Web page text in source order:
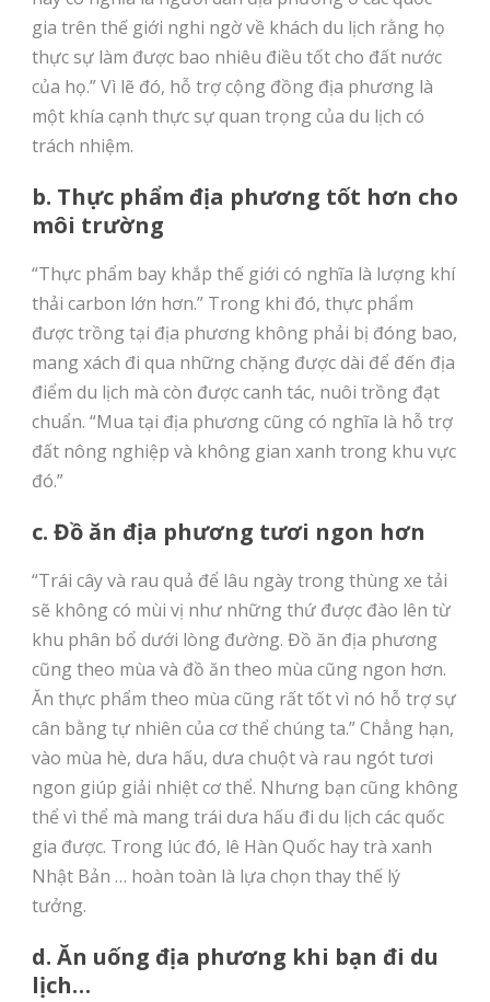
gia trên thế giới nghi ngờ về khách du lịch rằng họ
thực sự làm được bao nhiêu điều tốt cho đất nước
của họ.” Vì lẽ đó, hỗ trợ cộng đồng địa phương là
một khía cạnh thực sự quan trọng của du lịch có
trách nhiệm.
b. Thực phẩm địa phương tốt hơn cho
môi trường
“Thực phẩm bay khắp thế giới có nghĩa là lượng khí
thải carbon lớn hơn.” Trong khi đó, thực phẩm
được trồng tại địa phương không phải bị đóng bao,
mang xách đi qua những chặng được dài để đến địa
điểm du lịch mà còn được canh tác, nuôi trồng đạt
chuẩn. “Mua tại địa phương cũng có nghĩa là hỗ trợ
đất nông nghiệp và không gian xanh trong khu vực
đó.”
c. Đồ ăn địa phương tươi ngon hơn
“Trái cây và rau quả để lâu ngày trong thùng xe tải
sẽ không có mùi vị như những thứ được đào lên từ
khu phân bổ dưới lòng đường. Đồ ăn địa phương
cũng theo mùa và đồ ăn theo mùa cũng ngon hơn.
Ăn thực phẩm theo mùa cũng rất tốt vì nó hỗ trợ sự
cân bằng tự nhiên của cơ thể chúng ta.” Chẳng hạn,
vào mùa hè, dưa hấu, dưa chuột và rau ngót tươi
ngon giúp giải nhiệt cơ thể. Nhưng bạn cũng không
thể vì thể mà mang trái dưa hấu đi du lịch các quốc
gia được. Trong lúc đó, lê Hàn Quốc hay trà xanh
Nhật Bản … hoàn toàn là lựa chọn thay thế lý
tưởng.
d. Ăn uống địa phương khi bạn đi du
lịch…